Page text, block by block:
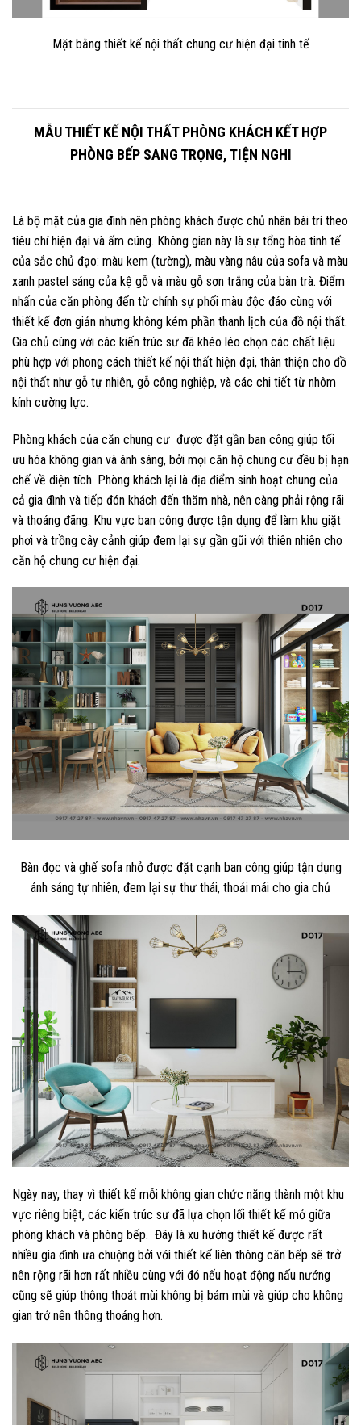
Mặt bằng thiết kế nội thất chung cư hiện đại tinh tế
MẪU THIẾT KẾ NỘI THẤT PHÒNG KHÁCH KẾT HỢP
PHÒNG BẾP SANG TRỌNG, TIỆN NGHI
Là bộ mặt của gia đình nên phòng khách được chủ nhân bài trí theo
tiêu chí hiện đại và ấm cúng. Không gian này là sự tổng hòa tinh tế
của sắc chủ đạo: màu kem (tường), màu vàng nâu của sofa và màu
xanh pastel sáng của kệ gỗ và màu gỗ sơn trắng của bàn trà. Điểm
nhấn của căn phòng đến từ chính sự phối màu độc đáo cùng với
thiết kế đơn giản nhưng không kém phần thanh lịch của đồ nội thất.
Gia chủ cùng với các kiến trúc sư đã khéo léo chọn các chất liệu
phù hợp với phong cách thiết kế nội thất hiện đại, thân thiện cho đồ
nội thất như gỗ tự nhiên, gỗ công nghiệp, và các chi tiết từ nhôm
kính cường lực.
Phòng khách của căn chung cư được đặt gần ban công giúp tối
ưu hóa không gian và ánh sáng, bởi mọi căn hộ chung cư đều bị hạn
chế về diện tích. Phòng khách lại là địa điểm sinh hoạt chung của
cả gia đình và tiếp đón khách đến thăm nhà, nên càng phải rộng rãi
và thoáng đãng. Khu vực ban công được tận dụng để làm khu giặt
phơi và trồng cây cảnh giúp đem lại sự gần gũi với thiên nhiên cho
căn hộ chung cư hiện đại.
Bàn đọc và ghế sofa nhỏ được đặt cạnh ban công giúp tận dụng
ánh sáng tự nhiên, đem lại sự thư thái, thoải mái cho gia chủ
Ngày nay, thay vì thiết kế mỗi không gian chức năng thành một khu
vực riêng biệt, các kiến trúc sư đã lựa chọn lối thiết kế mở giữa
phòng khách và phòng bếp. Đây là xu hướng thiết kế được rất
nhiều gia đình ưa chuộng bởi với thiết kế liên thông căn bếp sẽ trở
nên rộng rãi hơn rất nhiều cùng với đó nếu hoạt động nấu nướng
cũng sẽ giúp thông thoát mùi không bị bám mùi và giúp cho không
gian trở nên thông thoáng hơn.